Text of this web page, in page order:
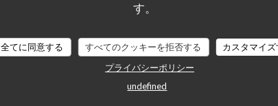
す。
全てに同意する すべてのクッキーを拒否する
カスタマイズ
プライバシーポリシー
undefined